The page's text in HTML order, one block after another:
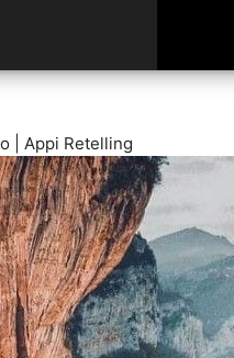
| Appi Retelling